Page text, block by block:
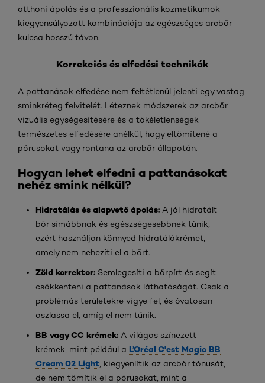
otthoni ápolás és a professzionális kozmetikumok
kiegyensúlyozott kombinációja az egészséges arcbőr
kulcsa hosszú távon.
Korrekciós és elfedési technikák
A pattanások elfedése nem feltétlenül jelenti egy vastag
sminkréteg felvitelét. Léteznek módszerek az arcbőr
vizuális egységesítésére és a tökéletlenségek
természetes elfedésére anélkül, hogy eltömítené a
pórusokat vagy rontana az arcbőr állapotán.
Hogyan lehet elfedni a pattanásokat
nehéz smink nélkül?
Hidratálás és alapvető ápolás: A jól hidratált
bőr simábbnak és egészségesebbnek tűnik,
ezért használjon könnyed hidratálókrémet,
amely nem nehezíti el a bőrt.
Zöld korrektor: Semlegesíti a bőrpírt és segít
csökkenteni a pattanások láthatóságát. Csak a
problémás területekre vigye fel, és óvatosan
oszlassa el, amíg el nem tűnik.
BB vagy CC krémek: A világos színezett
krémek, mint például a L’Oréal C'est Magic BB
Cream 02 Light , kiegyenlítik az arcbőr tónusát,
de nem tömítik el a pórusokat, mint a